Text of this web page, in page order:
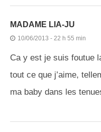
MADAME LIA-JU
10/06/2013 - 22 h 55 min
Ca y est je suis foutue
tout ce que j’aime,
ma baby dans les